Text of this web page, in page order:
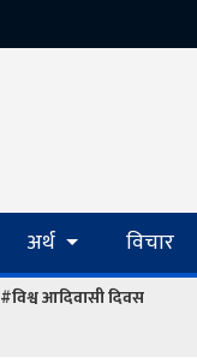
अर्थ विचार
#विश्व आदिवासी दिवस